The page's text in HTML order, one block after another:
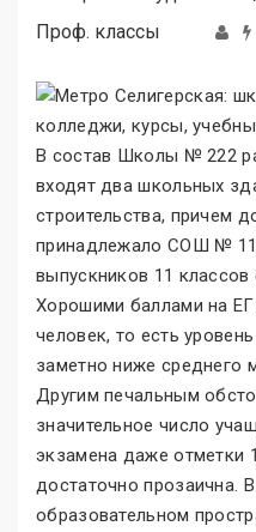
Проф. классы
В состав Школы № 222
входят два школьных
строительства, причем
принадлежало СОШ №
выпускников 11
Хорошими баллами на
человек, то есть
заметно ниже среднего
Другим печальным
значительное число
экзамена даже отметки
достаточно прозаична.
образовательном